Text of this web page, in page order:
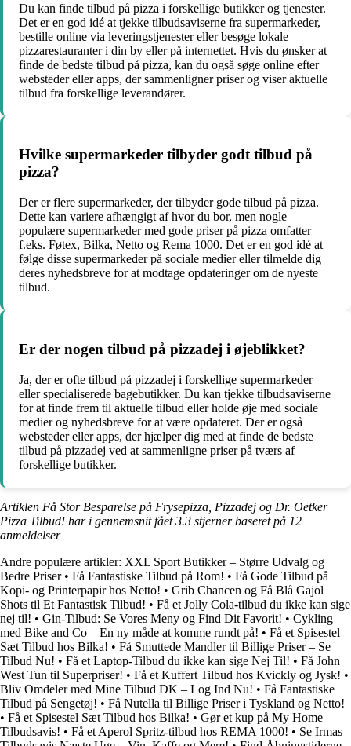
Du kan finde tilbud på pizza i forskellige butikker og tjenester.
Det er en god idé at tjekke tilbudsaviserne fra supermarkeder,
bestille online via leveringstjenester eller besøge lokale
pizzarestauranter i din by eller på internettet. Hvis du ønsker at
finde de bedste tilbud på pizza, kan du også søge online efter
websteder eller apps, der sammenligner priser og viser aktuelle
tilbud fra forskellige leverandører.
Hvilke supermarkeder tilbyder godt tilbud på
pizza?
Der er flere supermarkeder, der tilbyder gode tilbud på pizza.
Dette kan variere afhængigt af hvor du bor, men nogle
populære supermarkeder med gode priser på pizza omfatter
f.eks. Føtex, Bilka, Netto og Rema 1000. Det er en god idé at
følge disse supermarkeder på sociale medier eller tilmelde dig
deres nyhedsbreve for at modtage opdateringer om de nyeste
tilbud.
Er der nogen tilbud på pizzadej i øjeblikket?
Ja, der er ofte tilbud på pizzadej i forskellige supermarkeder
eller specialiserede bagebutikker. Du kan tjekke tilbudsaviserne
for at finde frem til aktuelle tilbud eller holde øje med sociale
medier og nyhedsbreve for at være opdateret. Der er også
websteder eller apps, der hjælper dig med at finde de bedste
tilbud på pizzadej ved at sammenligne priser på tværs af
forskellige butikker.
Artiklen Få Stor Besparelse på Frysepizza, Pizzadej og Dr. Oetker
Pizza Tilbud! har i gennemsnit fået3.3 stjerner baseret på 12
anmeldelser
Andre populære artikler: XXL Sport Butikker – Større Udvalg og
Bedre Priser• Få Fantastiske Tilbud på Rom! • Få Gode Tilbud på
Kopi- og Printerpapir hos Netto! • Grib Chancen og Få Blå Gajol
Shots til Et Fantastisk Tilbud! • Få et Jolly Cola-tilbud du ikke kan sige
nej til! • Gin-Tilbud: Se Vores Meny og Find Dit Favorit! • Cykling
med Bike and Co – En ny måde at komme rundt på! • Få et Spisestel
Sæt Tilbud hos Bilka! • Få Smuttede Mandler til Billige Priser – Se
Tilbud Nu! • Få et Laptop-Tilbud du ikke kan sige Nej Til! • Få John
West Tun til Superpriser! • Få et Kuffert Tilbud hos Kvickly og Jysk! •
Bliv Omdeler med Mine Tilbud DK – Log Ind Nu! • Få Fantastiske
Tilbud på Sengetøj! • Få Nutella til Billige Priser i Tyskland og Netto!
• Få et Spisestel Sæt Tilbud hos Bilka! • Gør et kup på My Home
Tilbudsavis! • Få et Aperol Spritz-tilbud hos REMA 1000! • Se Irmas